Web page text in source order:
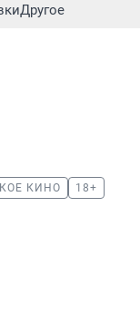
Другое
КИНО 18+